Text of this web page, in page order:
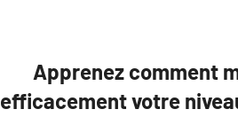
Apprenez comment
efficacement votre